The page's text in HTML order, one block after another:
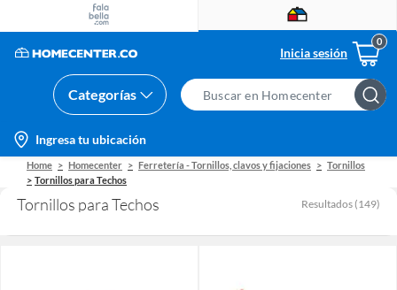
Inicia sesión
Categorías
Search
Bar
location-
icon
Ingresa tu ubicación
Home Homecenter Ferretería - Tornillos, clavos y fijaciones
Tornillos
Tornillos para Techos
Tornillos para Techos Resultados (149)